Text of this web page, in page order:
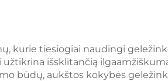
kurie tiesiogiai naudingi
išsklitančią
būdų, aukštos kokybės